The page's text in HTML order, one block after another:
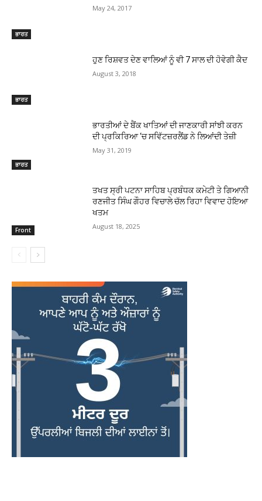
ਭਾਰਤ
May 24, 2017
ਭਾਰਤ
ਹੁਣ ਰਿਸ਼ਵਤ ਦੇਣ ਵਾਲਿਆਂ ਨੂੰ ਵੀ 7 ਸਾਲ ਦੀ ਹੋਵੇਗੀ ਕੈਦ
August 3, 2018
ਭਾਰਤ
ਭਾਰਤੀਆਂ ਦੇ ਬੈਂਕ ਖਾਤਿਆਂ ਦੀ ਜਾਣਕਾਰੀ ਸਾਂਝੀ ਕਰਨ
ਦੀ ਪ੍ਰਕਿਰਿਆ ‘ਚ ਸਵਿੱਟਜ਼ਰਲੈਂਡ ਨੇ ਲਿਆਂਦੀ ਤੇਜ਼ੀ
May 31, 2019
Front
ਤਖਤ ਸ੍ਰੀ ਪਟਨਾ ਸਾਹਿਬ ਪ੍ਰਬੰਧਕ ਕਮੇਟੀ ਤੇ ਗਿਆਨੀ
ਰਣਜੀਤ ਸਿੰਘ ਗੌਹਰ ਵਿਚਾਲੇ ਚੱਲ ਰਿਹਾ ਵਿਵਾਦ ਹੋਇਆ
ਖਤਮ
August 18, 2025